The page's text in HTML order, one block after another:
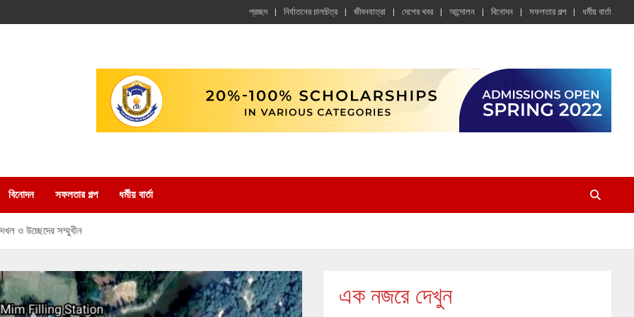
প্রচ্ছদ নির্যাতনের চালচিত্র জীবনযাত্রা দেশের খবর আন্দোলন বিনোদন সফলতার গল্প ধর্মীয় বার্তা
বিনোদন সফলতার গল্প ধর্মীয় বার্তা
ও উচ্ছেদের সম্মুখীন
এক নজরে দেখুন